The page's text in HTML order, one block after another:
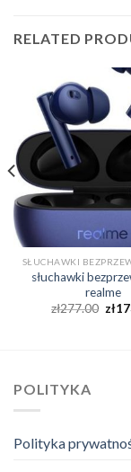
RELATED
słuchawki
realme
zł277.00 zł
POLITYKA
Polityka